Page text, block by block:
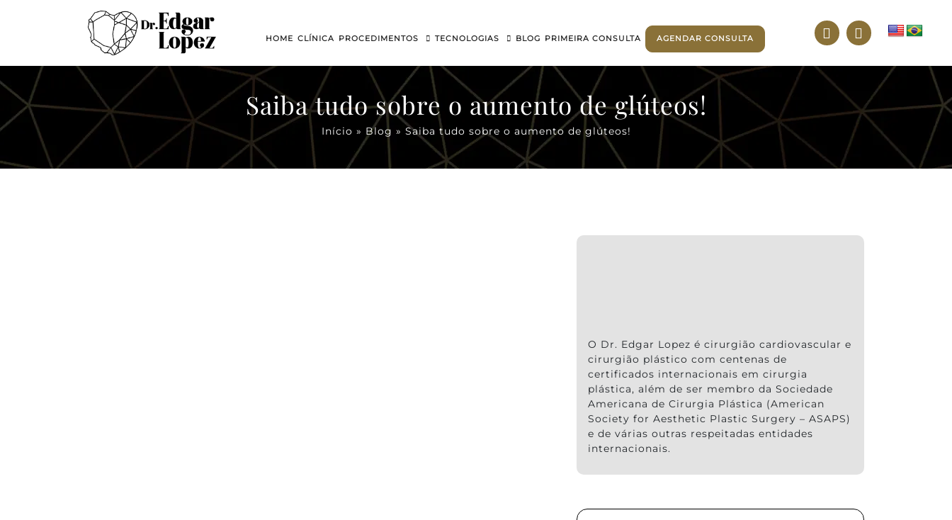
HOME CLÍNICA PROCEDIMENTOS TECNOLOGIAS BLOG PRIMEIRA CONSULTA AGENDAR CONSULTA
Saiba tudo sobre o aumento de glúteos!
Início » Blog » Saiba tudo sobre o aumento de glúteos!
O Dr. Edgar Lopez é cirurgião cardiovascular e
cirurgião plástico com centenas de
certificados internacionais em cirurgia
plástica, além de ser membro da Sociedade
Americana de Cirurgia Plástica (American
Society for Aesthetic Plastic Surgery – ASAPS)
e de várias outras respeitadas entidades
internacionais.